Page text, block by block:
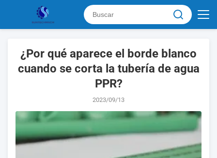
¿Por qué aparece el borde blanco
cuando se corta la tubería de agua
PPR?
2023/09/13